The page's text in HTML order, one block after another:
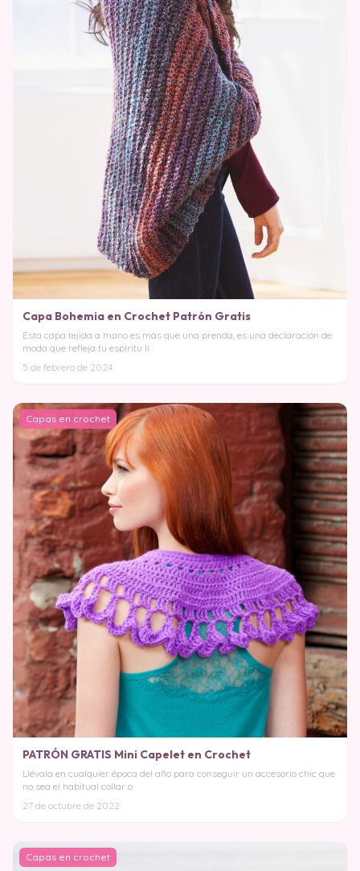
Capa Bohemia en Crochet Patrón Gratis
Esta capa tejida a mano es más que una prenda, es una declaración de
moda que refleja tu espíritu li
5 de febrero de 2024
Capas en crochet
PATRÓN GRATIS Mini Capelet en Crochet
Llévala en cualquier época del año para conseguir un accesorio chic que
no sea el habitual collar o
27 de octubre de 2022
Capas en crochet